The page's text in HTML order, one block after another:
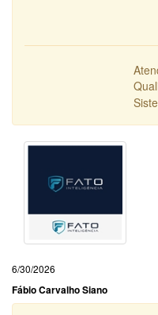
6/30/2026
Fábio Carvalho Siano